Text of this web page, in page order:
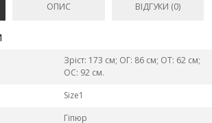
ОПИС ВІДГУКИ (0)
Зріст: 173 см; ОГ: 86 см; ОТ: 62 см;
ОС: 92 см.
Size1
Гіпюр